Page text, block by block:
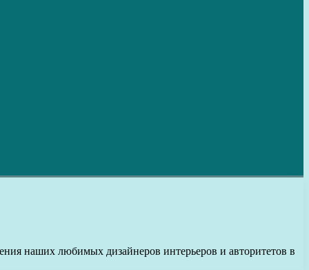
наших любимых дизайнеров интерьеров и авторитетов в